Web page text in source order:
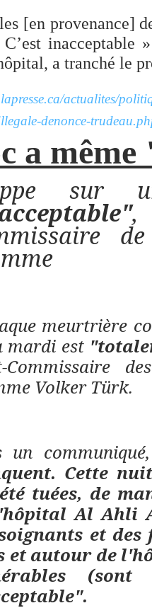
[en provenance]
inacceptable »
a tranché le
actualites/
denonce-
a
sur
,
meurtrière
mardi est
Commissaire
Volker Türk.
un
Cette
tuées, de
Al Ahli
et
et autour de
(sont